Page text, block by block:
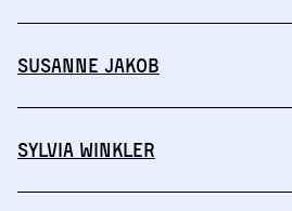
Susanne Jakob
Sylvia Winkler